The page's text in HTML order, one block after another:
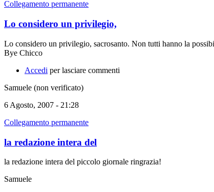
Collegamento permanente
Lo considero un privilegio,
Lo considero un privilegio, sacrosanto. Non tutti hanno la
Bye Chicco
Accedi per lasciare commenti
Samuele (non verificato)
6 Agosto, 2007 - 21:28
Collegamento permanente
la redazione intera del
la redazione intera del piccolo giornale ringrazia!
Samuele